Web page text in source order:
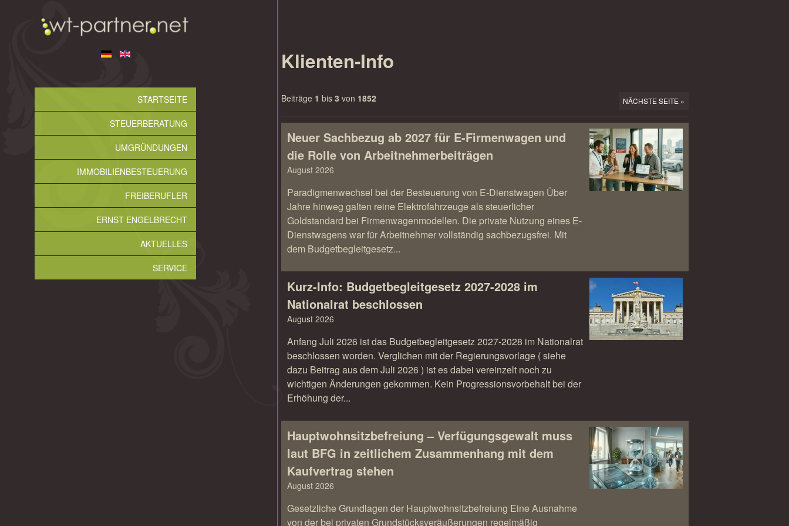
STARTSEITE
STEUERBERATUNG
UMGRÜNDUNGEN
IMMOBILIENBESTEUERUNG
FREIBERUFLER
ERNST ENGELBRECHT
AKTUELLES
SERVICE
Klienten-Info
Beiträge 1 bis 3 von 1852 NÄCHSTE SEITE »
Neuer Sachbezug ab 2027 für E-Firmenwagen und
die Rolle von Arbeitnehmer​­beiträgen
August 2026
Paradigmenwechsel bei der Besteuerung von E-Dienstwagen Über
Jahre hinweg galten reine Elektrofahrzeuge als steuerlicher
Goldstandard bei Firmenwagenmodellen. Die private Nutzung eines E-
Dienstwagens war für Arbeitnehmer vollständig sachbezugsfrei. Mit
dem Budgetbegleitgesetz...
Kurz-Info: Budgetbegleitgesetz 2027-2028 im
Nationalrat beschlossen
August 2026
Anfang Juli 2026 ist das Budgetbegleitgesetz 2027-2028 im Nationalrat
beschlossen worden. Verglichen mit der Regierungsvorlage ( siehe
dazu Beitrag aus dem Juli 2026 ) ist es dabei vereinzelt noch zu
wichtigen Änderungen gekommen. Kein Progressionsvorbehalt bei der
Erhöhung der...
Hauptwohnsitz​­befreiung – Verfügungsgewalt muss
laut BFG in zeitlichem Zusammenhang mit dem
Kaufvertrag stehen
August 2026
Gesetzliche Grundlagen der Hauptwohnsitzbefreiung Eine Ausnahme
von der bei privaten Grundstücksveräußerungen regelmäßig